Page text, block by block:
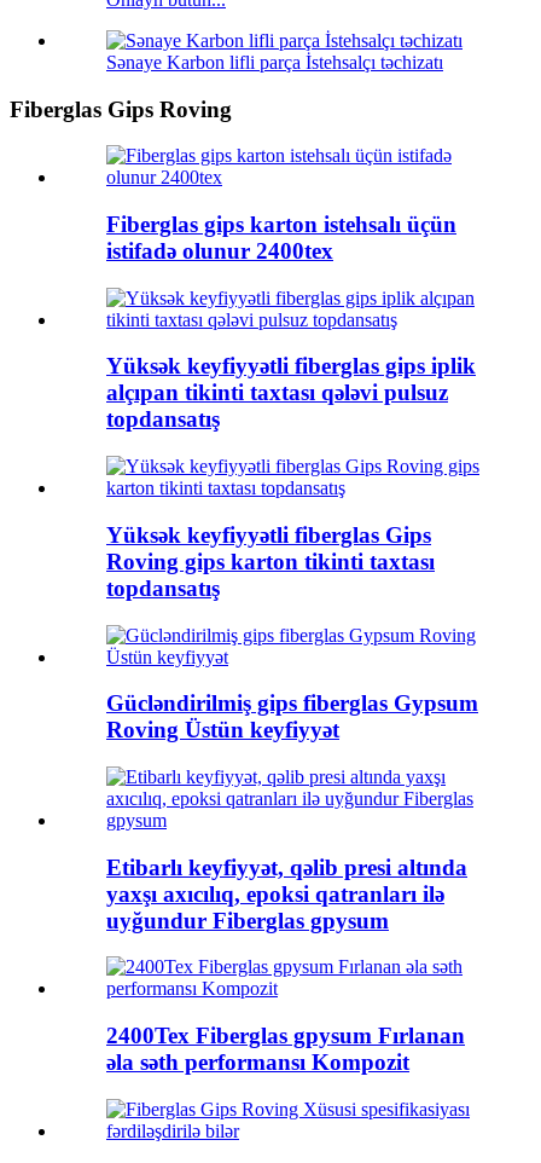
Sənaye Karbon lifli parça İstehsalçı təchizatı
Fiberglas Gips Roving
Fiberglas gips karton istehsalı üçün
istifadə olunur 2400tex
Yüksək keyfiyyətli fiberglas gips iplik
alçıpan tikinti taxtası qələvi pulsuz
topdansatış
Yüksək keyfiyyətli fiberglas Gips
Roving gips karton tikinti taxtası
topdansatış
Gücləndirilmiş gips fiberglas Gypsum
Roving Üstün keyfiyyət
Etibarlı keyfiyyət, qəlib presi altında
yaxşı axıcılıq, epoksi qatranları ilə
uyğundur Fiberglas gpysum
2400Tex Fiberglas gpysum Fırlanan
əla səth performansı Kompozit